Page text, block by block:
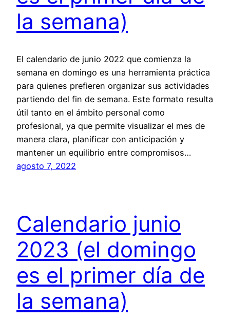
la semana)
El calendario de junio 2022 que comienza la
semana en domingo es una herramienta práctica
para quienes prefieren organizar sus actividades
partiendo del fin de semana. Este formato resulta
útil tanto en el ámbito personal como
profesional, ya que permite visualizar el mes de
manera clara, planificar con anticipación y
mantener un equilibrio entre compromisos…
agosto 7, 2022
Calendario junio
2023 (el domingo
es el primer día de
la semana)